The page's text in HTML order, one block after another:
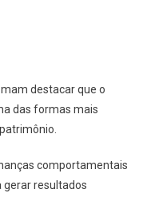
destacar que o
das formas mais
comportamentais
resultados